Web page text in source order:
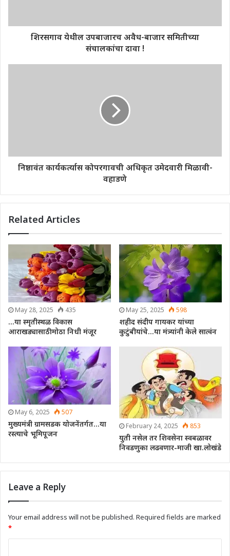
शिरसगाव येथील उपबाजारच अवैध-बाजार समितीच्या
संचालकांचा दावा !
निष्ठावंत कार्यकर्त्यास कोपरगावची अधिकृत उमेदवारी मिळावी-
वहाडणे
Related Articles
May 28, 2025 435
…या स्मृतीस्थळ विकास
आराखड्यासाठी मोठा निधी मंजूर
May 25, 2025 598
शहीद संदीप गायकर यांच्या
कुटुंबीयांचे…या मंत्र्यांनी केले सात्वंन
May 6, 2025 507
मुख्यमंत्री ग्रामसडक योजनेंतर्गत…या
रस्त्याचे भूमिपूजन
February 24, 2025 853
युती नसेल तर शिवसेना स्वबळावर
निवडणुका लढवणार-माजी खा.लोखंडे
Leave a Reply
Your email address will not be published. Required fields are marked
*